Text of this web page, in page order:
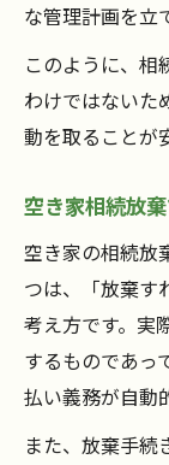
な管理計画を立
このように、相
わけではないた
動を取ることが
空き家相続放
空き家の相続放
つは、「放棄す
考え方です。実
するものであっ
払い義務が自動
また、放棄手続